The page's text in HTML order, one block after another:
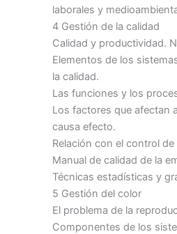
laborales y
4 Gestión de la calidad
Calidad y productividad.
Elementos de los
la calidad.
Las funciones y los
Los factores que afectan
causa efecto.
Relación con el control de
Manual de calidad de la
Técnicas estadísticas y
5 Gestión del color
El problema de la
Componentes de los